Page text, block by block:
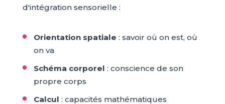
d'intégration sensorielle :
Orientation spatiale : savoir où on est, où
on va
Schéma corporel : conscience de son
propre corps
Calcul : capacités mathématiques